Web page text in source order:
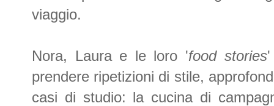
viaggio.
Nora, Laura e le loro 'food stories'
prendere ripetizioni di stile,
casi di studio: la cucina di